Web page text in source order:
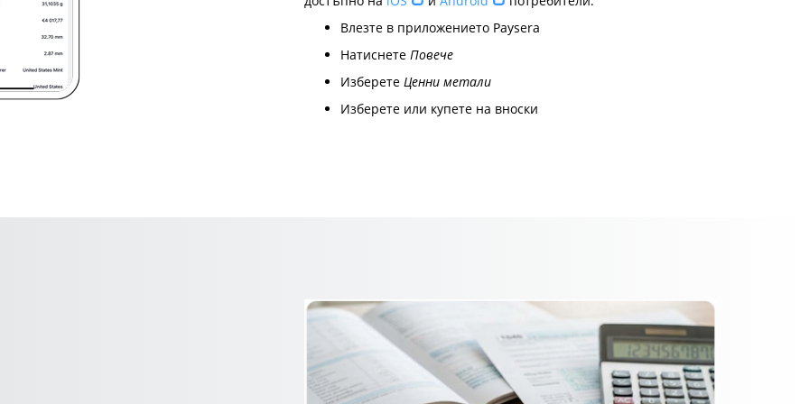
Влезте в приложението Paysera
Натиснете Повече
Изберете Ценни метали
Изберете или купете на вноски